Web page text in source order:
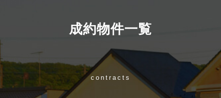
成約物件一覧
contracts